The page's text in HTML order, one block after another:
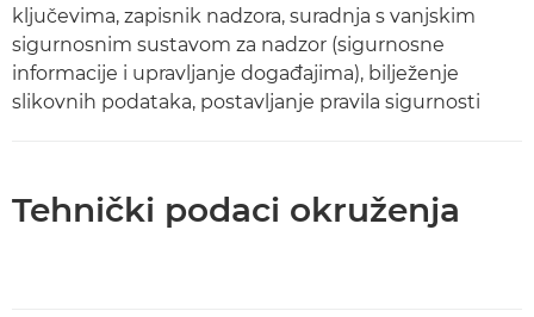
ključevima, zapisnik nadzora, suradnja s vanjskim
sigurnosnim sustavom za nadzor (sigurnosne
informacije i upravljanje događajima), bilježenje
slikovnih podataka, postavljanje pravila sigurnosti
Tehnički podaci okruženja